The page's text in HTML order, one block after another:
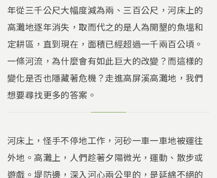
年從三千公尺大幅度減為兩、三百公尺，河床上的
高灘地逐年消失，取而代之的是人為開墾的魚塭和
定耕區，直到現在，面積已經超過一千兩百公頃。
一條河流，為什麼會有如此巨大的改變？而這樣的
變化是否也隱藏著危機？走進高屏溪高灘地，我們
想要尋找更多的答案。
河床上，怪手不停地工作，河砂一車一車地被運往
外地。高灘上，人們趁著夕陽微光，運動、散步或
遊戲。堤防邊，深入河心兩公里的，是延綿不絕的